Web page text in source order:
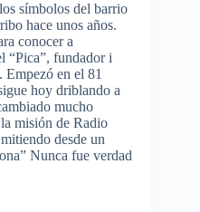
símbolos del barrio
hace unos años.
conocer a
“Pica”, fundador i
en el 81
hoy driblando a
mucho
misión de Radio
desde un
Nunca fue verdad